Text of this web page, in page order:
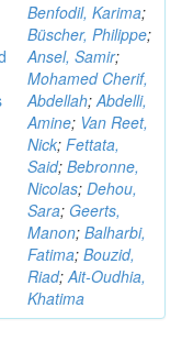
Benfodil, Karima;
Büscher, Philippe;
Ansel, Samir;
Mohamed Cherif,
Abdellah;Abdelli,
Amine; Van Reet,
Nick; Fettata,
Said; Bebronne,
Nicolas; Dehou,
Sara; Geerts,
Manon; Balharbi,
Fatima; Bouzid,
Riad;Ait-Oudhia,
Khatima